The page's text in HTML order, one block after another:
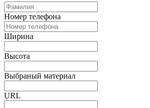
Номер телефона
Ширина
Высота
Выбраный материал
URL